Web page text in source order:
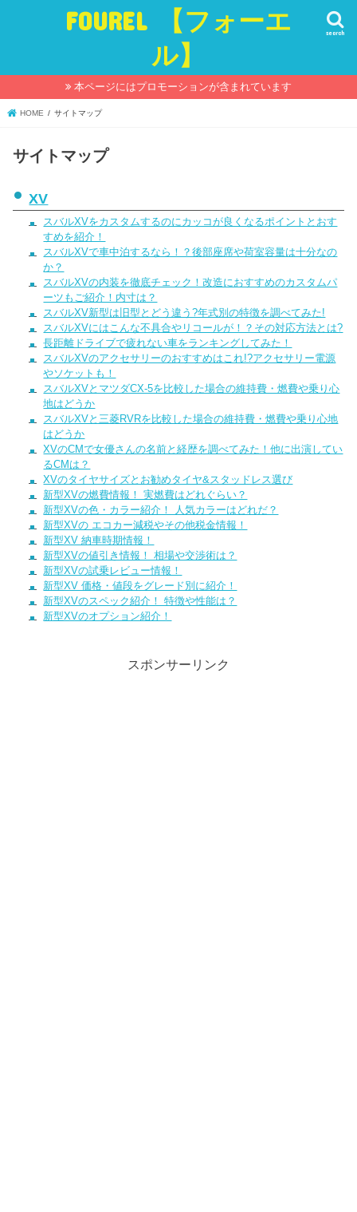
FOUREL 【フォーエ
ル】
search
本ページにはプロモーションが含まれています
HOME サイトマップ
サイトマップ
XV
スバルXVをカスタムするのにカッコが良くなるポイントとおす
すめを紹介！
スバルXVで車中泊するなら！？後部座席や荷室容量は十分なの
か？
スバルXVの内装を徹底チェック！改造におすすめのカスタムパ
ーツもご紹介！内寸は？
スバルXV新型は旧型とどう違う?年式別の特徴を調べてみた!
スバルXVにはこんな不具合やリコールが！？その対応方法とは?
長距離ドライブで疲れない車をランキングしてみた！
スバルXVのアクセサリーのおすすめはこれ!?アクセサリー電源
やソケットも！
スバルXVとマツダCX-5を比較した場合の維持費・燃費や乗り心
地はどうか
スバルXVと三菱RVRを比較した場合の維持費・燃費や乗り心地
はどうか
XVのCMで女優さんの名前と経歴を調べてみた！他に出演してい
るCMは？
XVのタイヤサイズとお勧めタイヤ&スタッドレス選び
新型XVの燃費情報！ 実燃費はどれぐらい？
新型XVの色・カラー紹介！ 人気カラーはどれだ？
新型XVの エコカー減税やその他税金情報！
新型XV 納車時期情報！
新型XVの値引き情報！ 相場や交渉術は？
新型XVの試乗レビュー情報！
新型XV 価格・値段をグレード別に紹介！
新型XVのスペック紹介！ 特徴や性能は？
新型XVのオプション紹介！
スポンサーリンク